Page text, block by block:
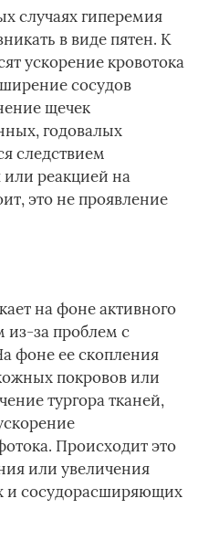
случаях гиперемия
в виде пятен. К
ускорение кровотока
сосудов
щечек
годовалых
следствием
реакцией на
это не проявление
на фоне активного
из-за проблем с
фоне ее скопления
покровов или
тургора тканей,
Происходит это
или увеличения
и сосудорасширяющих